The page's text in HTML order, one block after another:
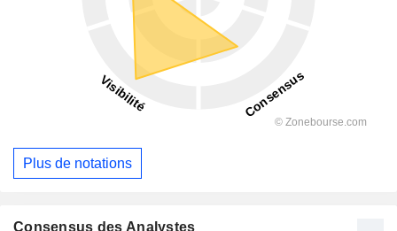
Plus de notations
Consensus des Analystes